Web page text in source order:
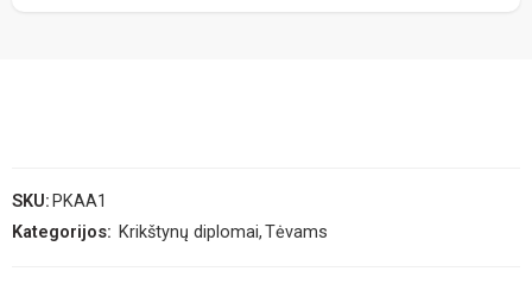
SKU: PKAA1
Kategorijos: Krikštynų diplomai,Tėvams